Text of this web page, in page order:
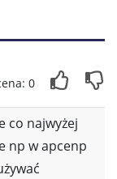
0
co najwyżej
np w apcenp